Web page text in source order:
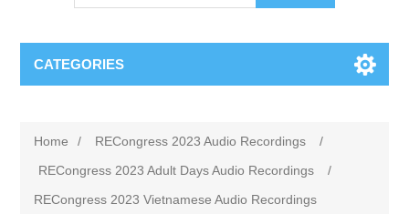
CATEGORIES
Home / RECongress 2023 Audio Recordings
/
RECongress 2023 Adult Days Audio Recordings
/
RECongress 2023 Vietnamese Audio Recordings